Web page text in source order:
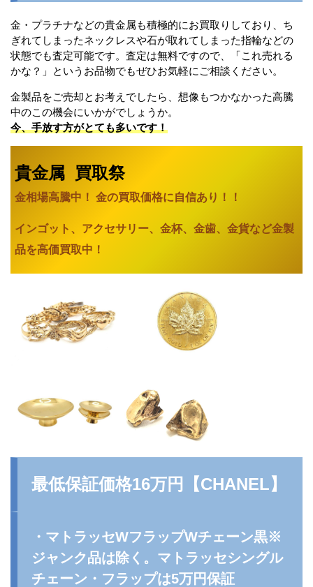
金・プラチナなどの貴金属も積極的にお買取りしており、ち
ぎれてしまったネックレスや石が取れてしまった指輪などの
状態でも査定可能です。査定は無料ですので、「これ売れる
かな？」というお品物でもぜひお気軽にご相談ください。
金製品をご売却とお考えでしたら、想像もつかなかった高騰
中のこの機会にいかがでしょうか。
今、手放す方がとても多いです！
貴金属 買取祭
金相場高騰中！ 金の買取価格に自信あり ！！
インゴット、アクセサリー、金杯、金歯、金貨など金製
品を高価買取中！
最低保証価格16万円【CHANEL】
・マトラッセWフラップWチェーン黒※
ジャンク品は除く。マトラッセシングル
チェーン・フラップは5万円保証